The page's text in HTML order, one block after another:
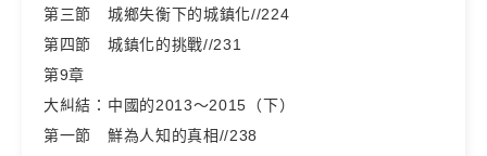
第三節 城鄉失衡下的城鎮化//224
第四節 城鎮化的挑戰//231
第9章
大糾結：中國的2013～2015（下）
第一節 鮮為人知的真相//238